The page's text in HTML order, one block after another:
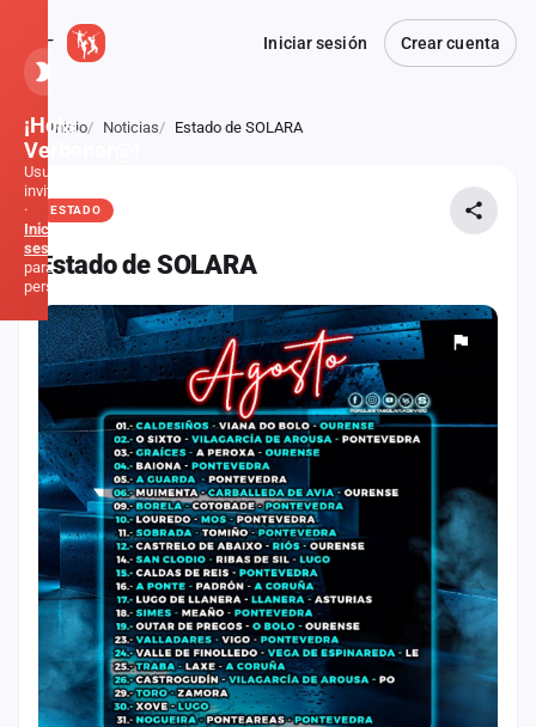
Iniciar sesión Crear cuenta
Atrás
Inicio Noticias Estado de SOLARA
ESTADO
Estado de SOLARA
¡Hola,
Verbener@!
Usuario
invitado
·
Inicia
sesión
para
personalizar
Inicio
Noticias
Formaciones
Fiestas
Mapa
de
fiestas
Componentes
Fichajes